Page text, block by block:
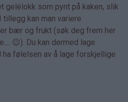
gelélokk som pynt på kaken, slik
kan man variere
bær og frukt (søk deg frem her
😉). Du kan dermed lage
ha følelsen av å lage forskjellige